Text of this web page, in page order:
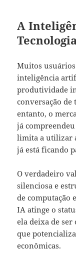
A
Muitos
inteligência
produtividade
conversação de
entanto, o
já
limita a utilizar
já está ficando
O verdadeiro
silenciosa e
de computação
IA atinge o
ela deixa de
que
econômicas.